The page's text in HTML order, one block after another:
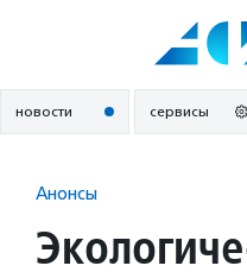
новости сервисы
Анонсы